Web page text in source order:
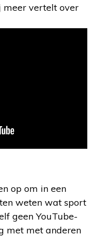
meer vertelt over
op om in een
weten wat sport
geen YouTube-
met met anderen